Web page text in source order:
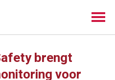
brengt
voor